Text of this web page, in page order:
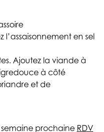
l’assaisonnement en sel
Ajoutez la viande à
à côté
et de
prochaine RDV